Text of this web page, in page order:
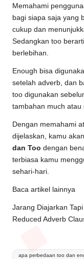
Memahami
bagi siapa saja yang
cukup dan
Sedangkan too
berlebihan.
Enough bisa
setelah adverb, dan
too digunakan
tambahan much atau
Dengan memahami
dijelaskan, kamu
dan Too dengan
terbiasa kamu
sehari-hari.
Baca artikel lainnya
Jarang Diajarkan
Reduced Adverb
apa perbedaan too dan